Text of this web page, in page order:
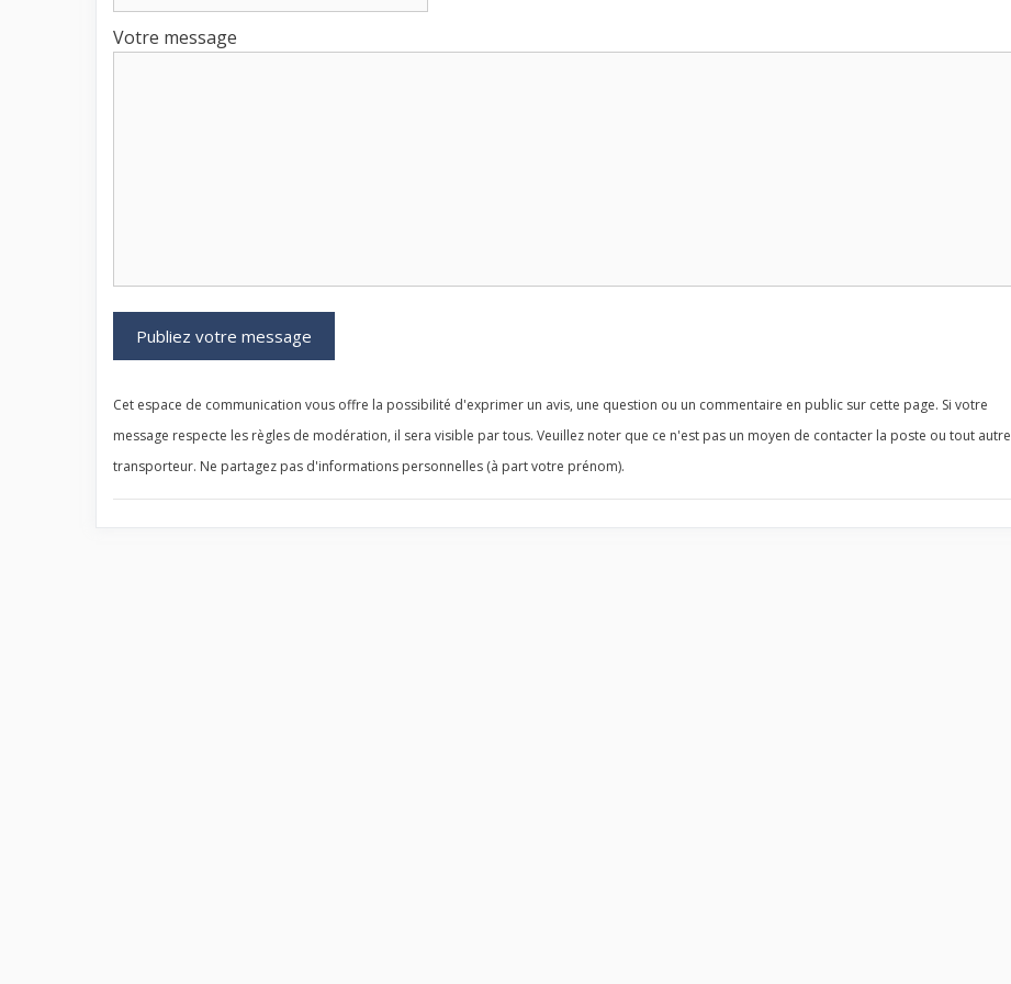
Votre message
Cet espace de communication vous offre la possibilité d'exprimer un avis, une question ou un commentaire en public sur cette page. Si votre
message respecte les règles de modération, il sera visible par tous. Veuillez noter que ce n'est pas un moyen de contacter la poste ou tout autre
transporteur. Ne partagez pas d'informations personnelles (à part votre prénom).